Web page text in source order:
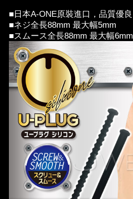
■日本A-ONE原裝進口，品質優良
■ネジ全長88mm 最大幅5mm
■スムース全長88mm 最大幅6mm